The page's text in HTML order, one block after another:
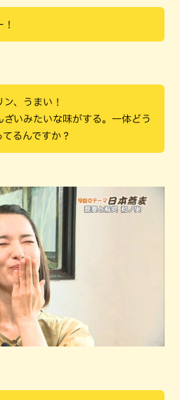
、うまい！
ざいみたいな味がする。一体どう
てるんですか？